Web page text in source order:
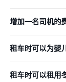
增加一名司机的
租车时可以为婴
租车时可以租用